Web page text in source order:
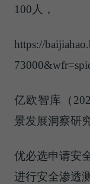
100人，
https://
亿欧智库（
景发展洞察研
优必选申请安
进行安全渗透